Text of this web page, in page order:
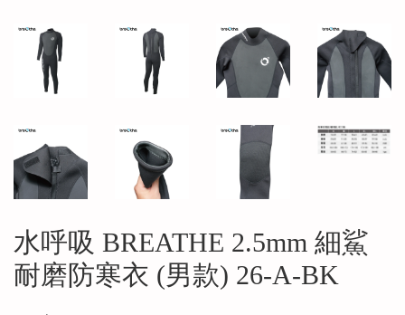
水呼吸 BREATHE 2.5mm 細鯊
耐磨防寒衣 (男款) 26-A-BK